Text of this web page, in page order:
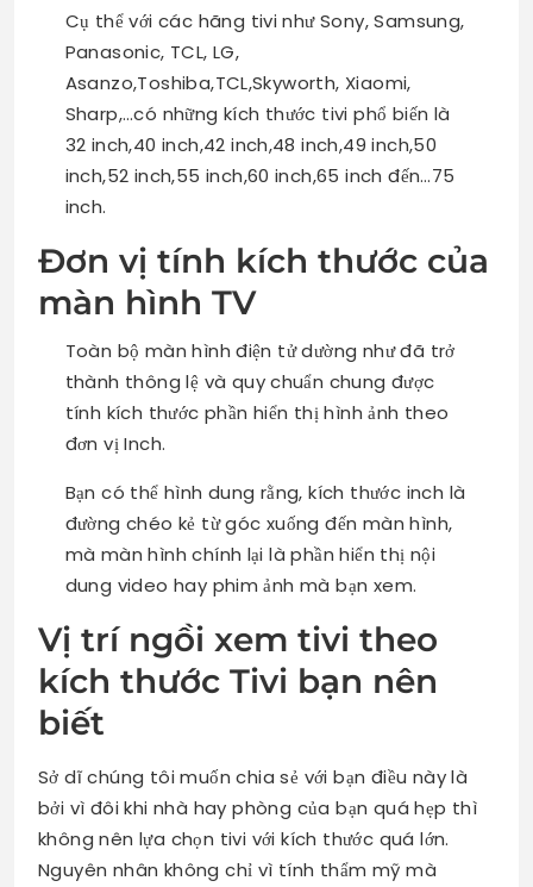
Cụ thể với các hãng tivi như Sony, Samsung,
Panasonic, TCL, LG,
Asanzo,Toshiba,TCL,Skyworth, Xiaomi,
Sharp,…có những kích thước tivi phổ biến là
32 inch,40 inch,42 inch,48 inch,49 inch,50
inch,52 inch,55 inch,60 inch,65 inch đến…75
inch.
Đơn vị tính kích thước của
màn hình TV
Toàn bộ màn hình điện tử dường như đã trở
thành thông lệ và quy chuẩn chung được
tính kích thước phần hiển thị hình ảnh theo
đơn vị Inch.
Bạn có thể hình dung rằng, kích thước inch là
đường chéo kẻ từ góc xuống đến màn hình,
mà màn hình chính lại là phần hiển thị nội
dung video hay phim ảnh mà bạn xem.
Vị trí ngồi xem tivi theo
kích thước Tivi bạn nên
biết
Sở dĩ chúng tôi muốn chia sẻ với bạn điều này là
bởi vì đôi khi nhà hay phòng của bạn quá hẹp thì
không nên lựa chọn tivi với kích thước quá lớn.
Nguyên nhân không chỉ vì tính thẩm mỹ mà